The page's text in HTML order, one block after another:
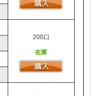
200口
在庫